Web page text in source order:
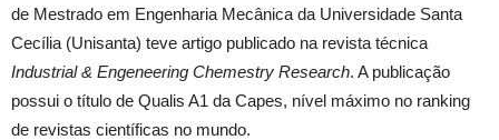
de Mestrado em Engenharia Mecânica da Universidade Santa
Cecília (Unisanta) teve artigo publicado na revista técnica
Industrial & Engeneering Chemestry Research. A publicação
possui o título de Qualis A1 da Capes, nível máximo no ranking
de revistas científicas no mundo.